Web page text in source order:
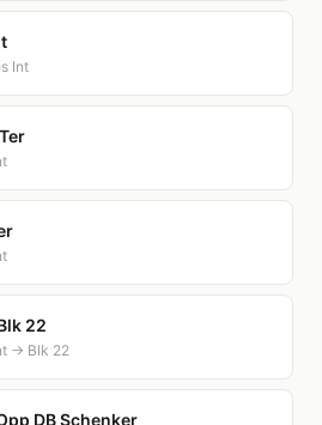
Int
22
→ Blk 22
DB Schenker